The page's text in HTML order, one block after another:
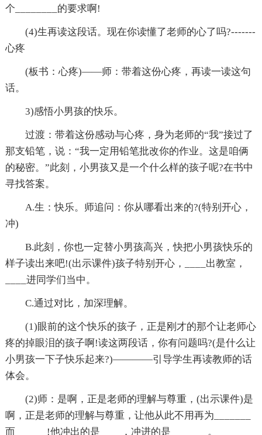
个________的要求啊!
(4)生再读这段话。现在你读懂了老师的心了吗?-------
心疼
(板书：心疼)——师：带着这份心疼，再读一读这句
话。
3)感悟小男孩的快乐。
过渡：带着这份感动与心疼，身为老师的“我”接过了
那支铅笔，说：“我一定用铅笔批改你的作业。这是咱俩
的秘密。”此刻，小男孩又是一个什么样的孩子呢?在书中
寻找答案。
A.生：快乐。师追问：你从哪看出来的?(特别开心，
冲)
B.此刻，你也一定替小男孩高兴，快把小男孩快乐的
样子读出来吧!(出示课件)孩子特别开心，____出教室，
____进同学们当中。
C.通过对比，加深理解。
(1)眼前的这个快乐的孩子，正是刚才的那个让老师心
疼的掉眼泪的孩子啊!读这两段话，你有问题吗?(是什么让
小男孩一下子快乐起来?)————引导学生再读教师的话
体会。
(2)师：是啊，正是老师的理解与尊重，(出示课件)是
啊，正是老师的理解与尊重，让他从此不用再为_______
而______!他冲出的是____，冲进的是_______。